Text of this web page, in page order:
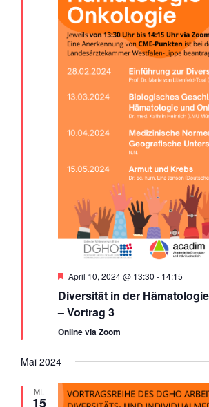
Empfohlen
April 10, 2024 @ 13:30 - 14:15
Diversität in der
– Vortrag 3
Online via Zoom
Mai 2024
MI.
15